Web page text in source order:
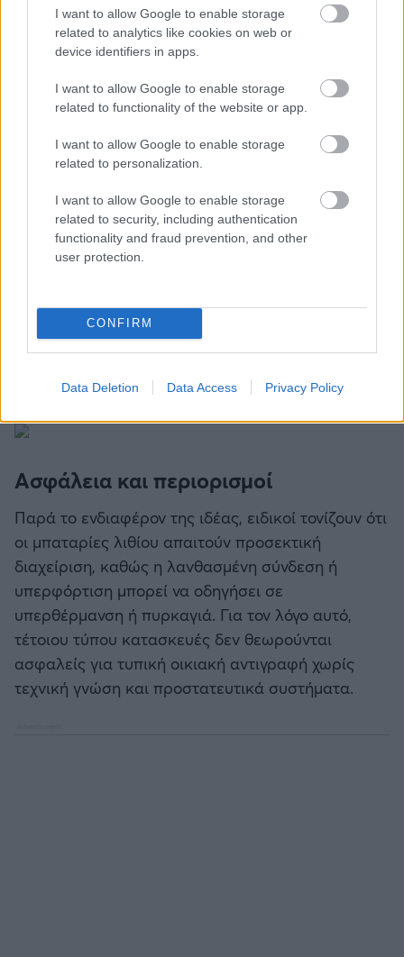
I want to allow Google to enable storage
related to analytics like cookies on web or
device identifiers in apps.
I want to allow Google to enable storage
related to functionality of the website or app.
I want to allow Google to enable storage
related to personalization.
I want to allow Google to enable storage
related to security, including authentication
functionality and fraud prevention, and other
user protection.
CONFIRM
Data Deletion Data Access Privacy Policy
τεχνολογίες αναφέρουν ότι περίπου το 50% των
κυψελών από απορριπτόμενες μπαταρίες μπορεί
προϋποθέσεις ελέγχου και αξιολόγησης.
Ασφάλεια και περιορισμοί
Παρά το ενδιαφέρον της ιδέας, ειδικοί τονίζουν ότι
οι μπαταρίες λιθίου απαιτούν προσεκτική
διαχείριση, καθώς η λανθασμένη σύνδεση ή
υπερφόρτιση μπορεί να οδηγήσει σε
υπερθέρμανση ή πυρκαγιά. Για τον λόγο αυτό,
τέτοιου τύπου κατασκευές δεν θεωρούνται
ασφαλείς για τυπική οικιακή αντιγραφή χωρίς
τεχνική γνώση και προστατευτικά συστήματα.